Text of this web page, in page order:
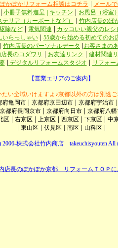
かぽかリフォーム相談はコチラ
メール
小冊子無料進呈 キッチン
お風呂（浴室
テリア（カーポートなど）
竹内店長のぽ
除など| 電気関連
カッコいい親父のレシ
いらっしゃい| 55歳から始める初めてのお
竹内店長のパーソナルデータ
お客さまの
長のコダワリ
お友達リンク 建材関連
| デジタルリフォームスタジオ リフォー
【営業エリアのご案内】
たい全域いけますよ♪京都以外の方は別途
府亀岡市 京都府京田辺市 京都府宇治市
京都府長岡京市 京都府向日市 京都府八
区| 右京区| 上京区| 西京区| 下京区| 中
東山区| 伏見区| 南区| 山科区|
2006-株式会社竹内商店 takeuchisyouten All
店長のぽかぽか京都 リフォームＴＯＰに